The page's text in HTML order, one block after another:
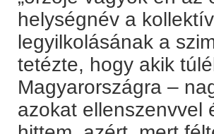
helységnév a
legyilkolásának a
tetézte, hogy akik
Magyarországra –
azokat ellenszenvvel